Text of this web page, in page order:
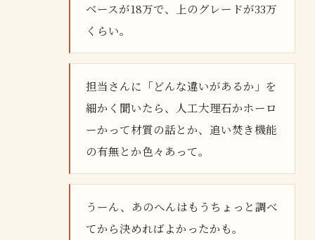
ベースが18万で、上のグレードが33万
くらい。
担当さんに「どんな違いがあるか」を
細かく聞いたら、人工大理石かホーロ
ーかって材質の話とか、追い焚き機能
の有無とか色々あって。
うーん、あのへんはもうちょっと調べ
てから決めればよかったかも。